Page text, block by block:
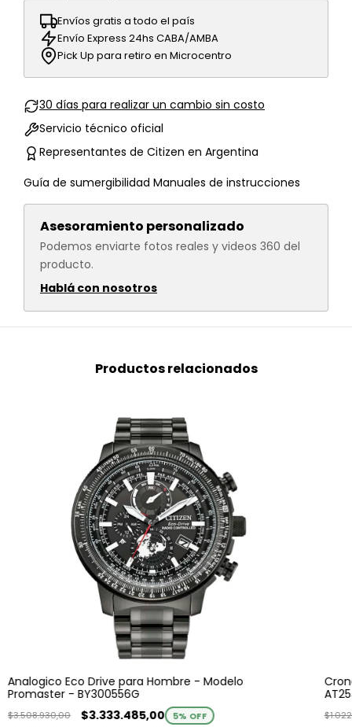
Envíos gratis a todo el país
Envío Express 24hs CABA/AMBA
Pick Up para retiro en Microcentro
30 días para realizar un cambio sin costo
Servicio técnico oficial
Representantes de Citizen en Argentina
Guía de sumergibilidad Manuales de instrucciones
Asesoramiento personalizado
Podemos enviarte fotos reales y videos 360 del
producto.
Hablá con nosotros
Productos relacionados
Analogico Eco Drive para Hombre - Modelo
Promaster - BY300556G
$3.508.930,00 $3.333.485,00 5% OFF